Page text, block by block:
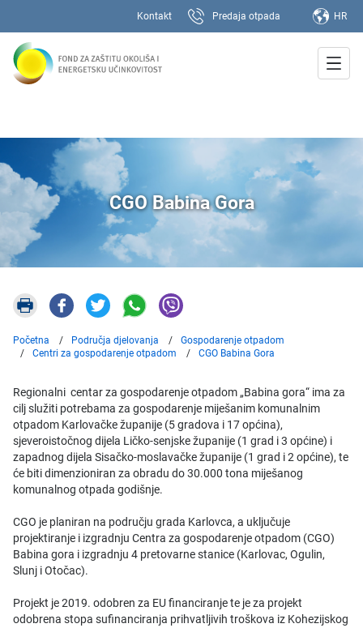
Kontakt Predaja otpada HR
CGO Babina Gora
Početna Područja djelovanja
Gospodarenje otpadom
Centri za gospodarenje otpadom
CGO Babina Gora
Regionalni centar za gospodarenje otpadom „Babina gora“ ima za
cilj služiti potrebama za gospodarenje miješanim komunalnim
otpadom Karlovačke županije (5 gradova i 17 općina),
sjeveroistočnog dijela Ličko-senjske županije (1 grad i 3 općine) i
zapadnog dijela Sisačko-moslavačke županije (1 grad i 2 općine), te
će biti dimenzioniran za obradu do 30.000 tona miješanog
komunalnog otpada godišnje.
CGO je planiran na području grada Karlovca, a uključuje
projektiranje i izgradnju Centra za gospodarenje otpadom (CGO)
Babina gora i izgradnju 4 pretovarne stanice (Karlovac, Ogulin,
Slunj i Otočac).
Projekt je 2019. odobren za EU financiranje te je za projekt
odobrena stopa sufinanciranja prihvatljivih troškova iz Kohezijskog